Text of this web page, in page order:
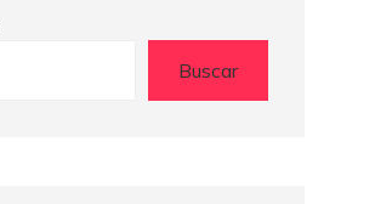
Buscar